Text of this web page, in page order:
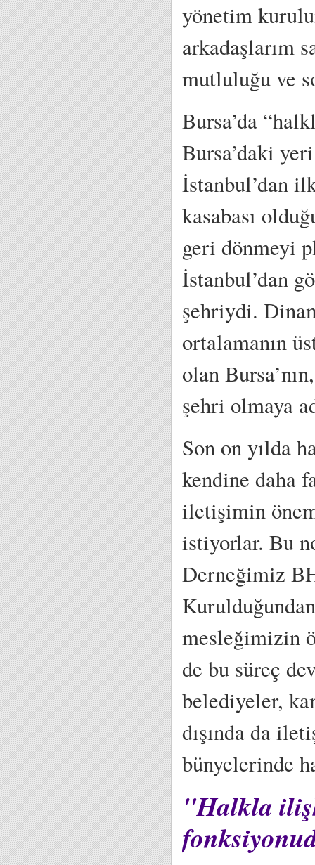
yönetim
arkadaşlarım
mutluluğu ve
Bursa’da
Bursa’daki
İstanbul’dan
kasabası
geri dönmeyi
İstanbul’dan
şehriydi.
ortalamanın
olan
şehri olmaya
Son on yılda
kendine daha
iletişimin
istiyorlar. Bu
Derneğimiz
mesleğimizin
de bu süreç
belediyeler,
dışında da
bünyelerinde
"Halkla